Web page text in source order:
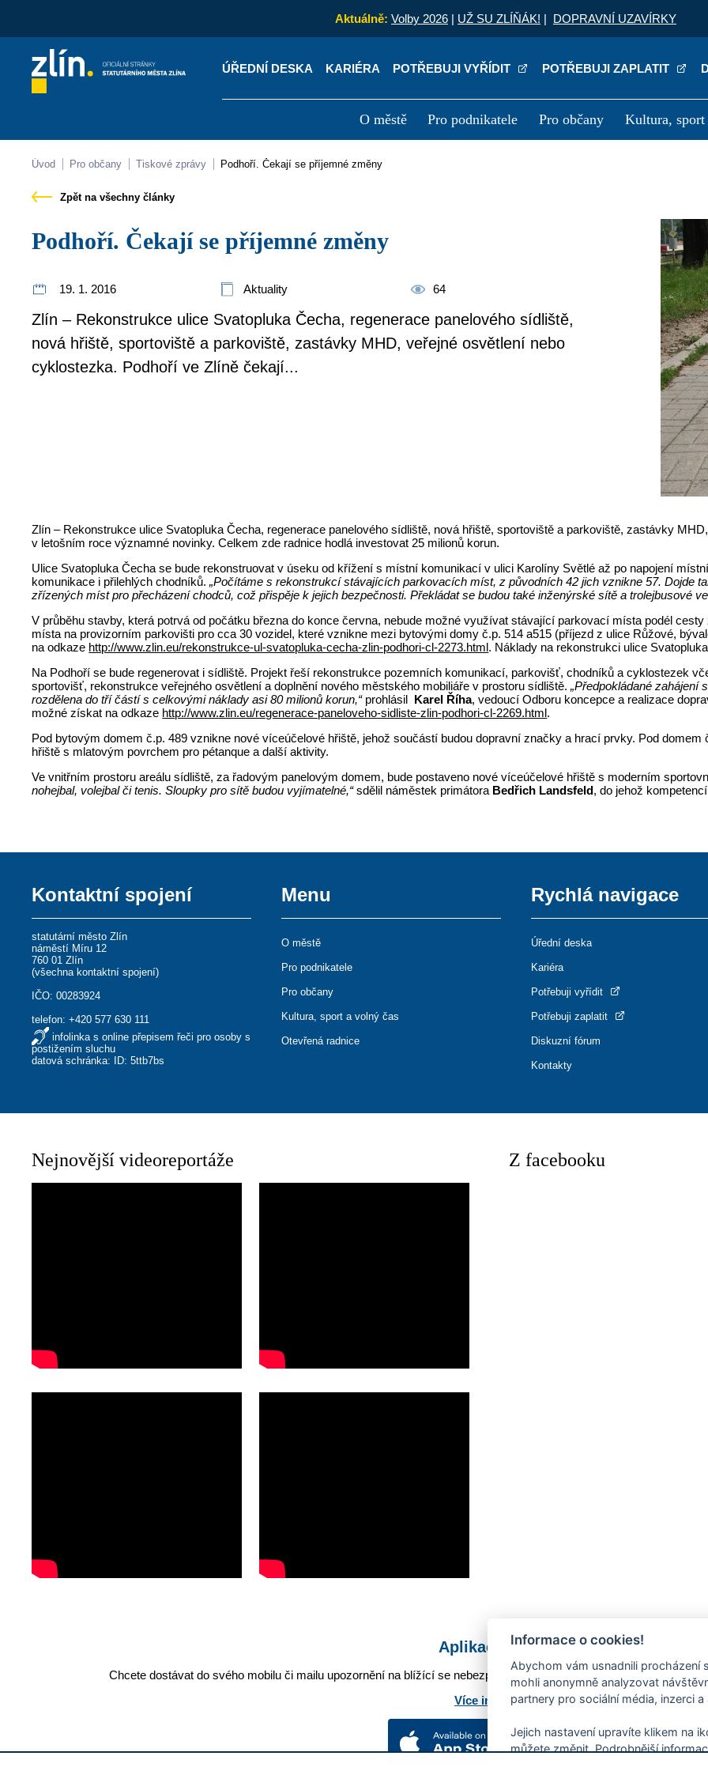
Aktuálně: Volby 2026 | UŽ SU ZLÍŇÁK! | DOPRAVNÍ UZAVÍRKY
ÚŘEDNÍ DESKA KARIÉRA POTŘEBUJI VYŘÍDIT POTŘEBUJI ZAPLATIT
O městě Pro podnikatele Pro občany Kultura, sport
Kontakty Úřední deska
Úvod Pro občany Tiskové zprávy Podhoří. Čekají se příjemné změny
Zpět na všechny články
Podhoří. Čekají se příjemné změny
19. 1. 2016 Aktuality 64
Zlín – Rekonstrukce ulice Svatopluka Čecha, regenerace panelového sídliště,
nová hřiště, sportoviště a parkoviště, zastávky MHD, veřejné osvětlení nebo
cyklostezka. Podhoří ve Zlíně čekají...
Zlín – Rekonstrukce ulice Svatopluka Čecha, regenerace panelového sídliště, nová hřiště, sportoviště a parkoviště, zastávky
v letošním roce významné novinky. Celkem zde radnice hodlá investovat 25 milionů korun.
Ulice Svatopluka Čecha se bude rekonstruovat v úseku od křížení s místní komunikací v ulici Karolíny Světlé až po napojení
komunikace i přilehlých chodníků.„Počítáme s rekonstrukcí stávajících parkovacích míst, z původních 42 jich vznikne 57. Dojde
zřízených míst pro přecházení chodců, což přispěje k jejich bezpečnosti. Překládat se budou také inženýrské sítě a trolejbusové
V průběhu stavby, která potrvá od počátku března do konce června, nebude možné využívat stávající parkovací místa podél
místa na provizorním parkovišti pro cca 30 vozidel, které vznikne mezi bytovými domy č.p. 514 a515 (příjezd z ulice Růžové,
na odkaze http://www.zlin.eu/rekonstrukce-ul-svatopluka-cecha-zlin-podhori-cl-2273.html. Náklady na rekonstrukci ulice
Na Podhoří se bude regenerovat i sídliště. Projekt řeší rekonstrukce pozemních komunikací, parkovišť, chodníků a cyklostezek
sportovišť, rekonstrukce veřejného osvětlení a doplnění nového městského mobiliáře v prostoru sídliště.„Předpokládané zahájení
rozdělena do tří částí s celkovými náklady asi 80 milionů korun,“prohlásil Karel Říha, vedoucí Odboru koncepce a realizace
možné získat na odkaze http://www.zlin.eu/regenerace-paneloveho-sidliste-zlin-podhori-cl-2269.html.
Pod bytovým domem č.p. 489 vznikne nové víceúčelové hřiště, jehož součástí budou dopravní značky a hrací prvky. Pod
hřiště s mlatovým povrchem pro pétanque a další aktivity.
Ve vnitřním prostoru areálu sídliště, za řadovým panelovým domem, bude postaveno nové víceúčelové hřiště s moderním
nohejbal, volejbal či tenis. Sloupky pro sítě budou vyjímatelné,“sdělil náměstek primátora Bedřich Landsfeld, do jehož
Kontaktní spojení
statutární město Zlín
náměstí Míru 12
760 01 Zlín
(všechna kontaktní spojení)
IČO: 00283924
telefon:+420 577 630 111
infolinka s online přepisem řeči pro osoby s
postižením sluchu
datová schránka: ID: 5ttb7bs
Menu
O městě
Pro podnikatele
Pro občany
Kultura, sport a volný čas
Otevřená radnice
Rychlá navigace
Úřední deska
Kariéra
Potřebuji vyřídit
Potřebuji zaplatit
Diskuzní fórum
Kontakty
Nejnovější videoreportáže Z facebooku
Aplikace Mobilní rozhlas
Chcete dostávat do svého mobilu či mailu upozornění na blížící se nebezpečí, odstávky, poruchy a výpadky
Více informací o aplikaci
Informace o cookies!
Abychom vám usnadnili procházení
mohli anonymně analyzovat
partnery pro sociální média, inzerci a
Jejich nastavení upravíte klikem na
můžete změnit. Podrobnější